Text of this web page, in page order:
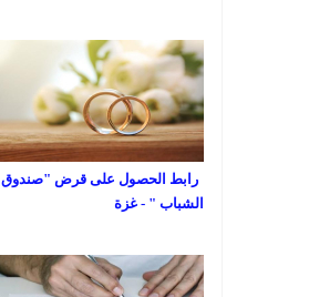
رابط الحصول على قرض "صندوق
الشباب " - غزة